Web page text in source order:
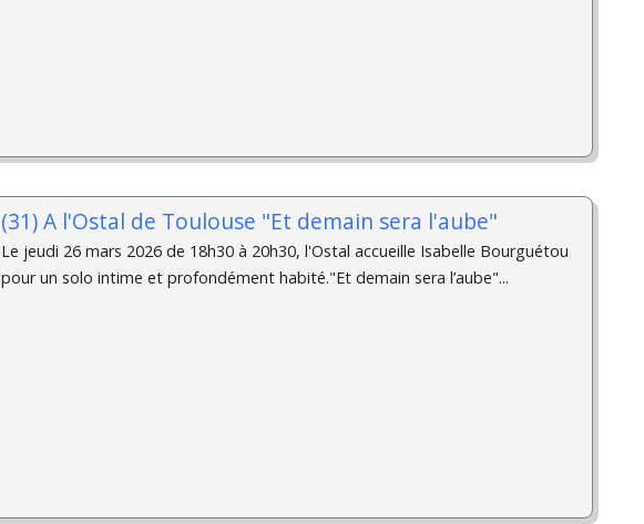
(31) A l'Ostal de Toulouse "Et demain sera l'aube"
Le jeudi 26 mars 2026 de 18h30 à 20h30, l'Ostal accueille Isabelle Bourguétou
pour un solo intime et profondément habité."Et demain sera l’aube"...